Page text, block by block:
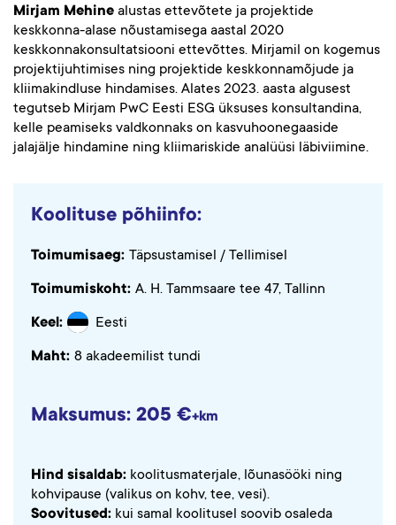
Mirjam Mehine alustas ettevõtete ja projektide
keskkonna-alase nõustamisega aastal 2020
keskkonnakonsultatsiooni ettevõttes. Mirjamil on kogemus
projektijuhtimises ning projektide keskkonnamõjude ja
kliimakindluse hindamises. Alates 2023. aasta algusest
tegutseb Mirjam PwC Eesti ESG üksuses konsultandina,
kelle peamiseks valdkonnaks on kasvuhoonegaaside
jalajälje hindamine ning kliimariskide analüüsi läbiviimine.
Koolituse põhiinfo:
Toimumisaeg: Täpsustamisel / Tellimisel
Toimumiskoht: A. H. Tammsaare tee 47, Tallinn
Keel: Eesti
Maht: 8 akadeemilist tundi
Maksumus: 205 €+km
Hind sisaldab: koolitusmaterjale, lõunasööki ning
kohvipause (valikus on kohv, tee, vesi).
Soovitused: kui samal koolitusel soovib osaleda